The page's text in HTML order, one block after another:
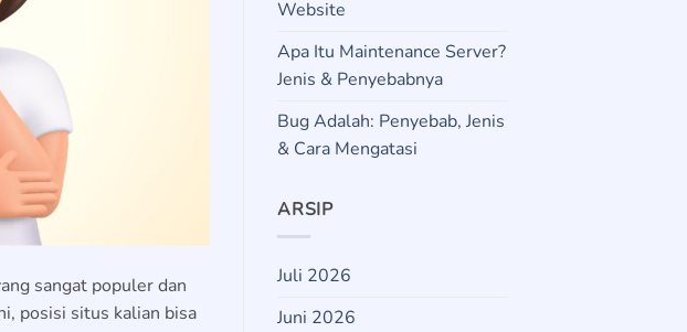
sangat populer dan
posisi situs kalian bisa
Website
Apa Itu Maintenance Server?
Jenis & Penyebabnya
Bug Adalah: Penyebab, Jenis
& Cara Mengatasi
ARSIP
Juli 2026
Juni 2026